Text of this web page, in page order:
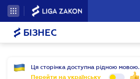
БІЗНЕС
Ця сторінка доступна рідною мовою.
Перейти на українську